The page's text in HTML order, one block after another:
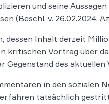
und seine
(Beschl. v. 26.02.2024,
dessen Inhalt derzeit
kritischen Vortrag über
des aktuellen
in den sozialen
tatsächlich